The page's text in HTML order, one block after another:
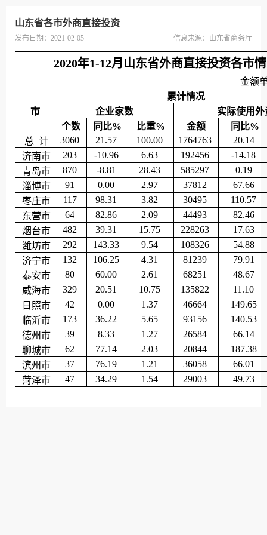
山东省各市外商直接投资
发布日期：2021-02-05 信息来源： 山东省商务厅
2020年1-12月山东省外商直接投资各市
金额
市
累计情况
企业家数
实际使用外
个数
同比% 比重% 金额
同比%
总 计
3060 21.57 100.00 1764763
20.14
济南市
203 -10.96 6.63 192456
-14.18
青岛市
870 -8.81 28.43 585297
0.19
淄博市
91 0.00 2.97 37812
67.66
枣庄市
117 98.31 3.82 30495
110.57
东营市
64 82.86 2.09 44493
82.46
烟台市
482 39.31 15.75 228263
17.63
潍坊市
292 143.33 9.54 108326
54.88
济宁市
132 106.25 4.31 81239
79.91
泰安市
80 60.00 2.61 68251
48.67
威海市
329 20.51 10.75 135822
11.10
日照市
42 0.00 1.37 46664
149.65
临沂市
173 36.22 5.65 93156
140.53
德州市
39 8.33 1.27 26584
66.14
聊城市
62 77.14 2.03 20844
187.38
滨州市
37 76.19 1.21 36058
66.01
菏泽市
47 34.29 1.54 29003 49.73